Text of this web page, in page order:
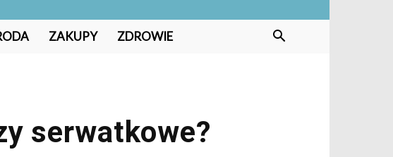
ZAKUPY ZDROWIE
serwatkowe?